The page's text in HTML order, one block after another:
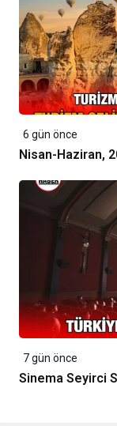
6 gün önce
Nisan-Haziran,
7 gün önce
Sinema Seyirci